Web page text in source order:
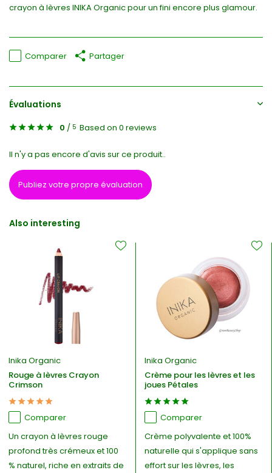
crayon à lèvres INIKA Organic pour un fini encore plus glamour.
Comparer Partager
Évaluations
0 / 5 Based on 0 reviews
Il n'y a pas encore d'avis sur ce produit..
Publiez votre propre évaluation
Also interesting
Inika Organic
Rouge à lèvres Crayon
Crimson
Comparer
Un crayon à lèvres rouge
profond très crémeux et 100
% naturel, riche en extraits de
Inika Organic
Crème pour les lèvres et les
joues Pétales
Comparer
Crème polyvalente et 100%
naturelle qui s'applique sans
effort sur les lèvres, les